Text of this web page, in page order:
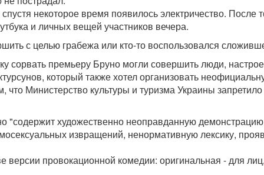
некоторое время появилось электричество.
и личных вещей участников вечера.
с целью грабежа или кто-то воспользовался
сорвать премьеру Бруно могли совершить люди,
который также хотел организовать
Министерство культуры и туризма Украины
"содержит художественно неоправданную
извращений, ненормативную лексику,
провокационной комедии: оригинальная - для